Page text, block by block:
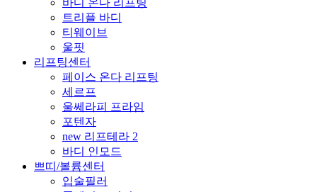
바디 온다 리프팅
트리플 바디
티웨이브
울핏
리프팅센터
페이스 온다 리프팅
세르프
울쎄라피 프라임
포텐자
new 리프테라 2
바디 인모드
쁘띠/볼륨센터
입술필러